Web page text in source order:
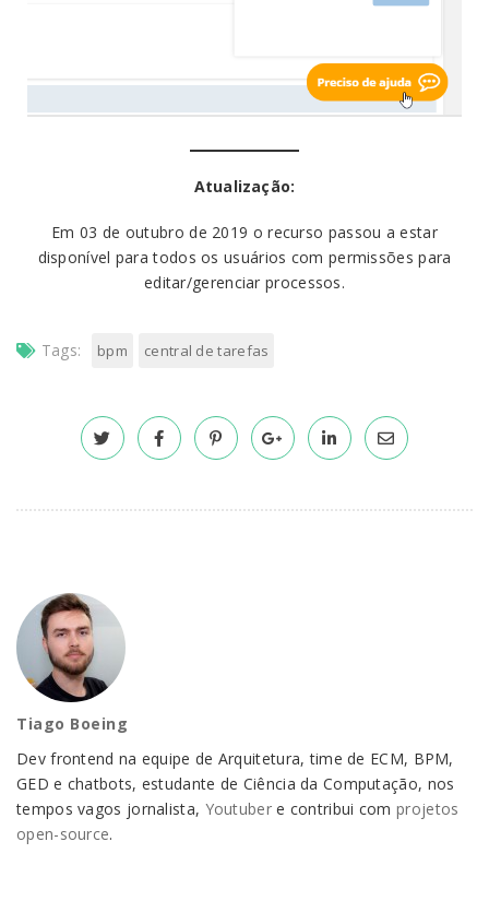
Atualização:
Em 03 de outubro de 2019 o recurso passou a estar
disponível para todos os usuários com permissões para
editar/gerenciar processos.
Tags: bpm central de tarefas
Tiago Boeing
Dev frontend na equipe de Arquitetura, time de ECM, BPM,
GED e chatbots, estudante de Ciência da Computação, nos
tempos vagos jornalista, Youtubere contribui comprojetos
open-source.